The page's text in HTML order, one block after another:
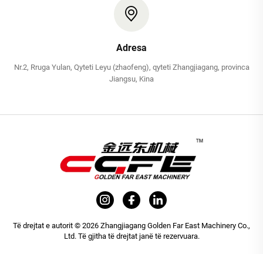
Adresa
Nr.2, Rruga Yulan, Qyteti Leyu (zhaofeng), qyteti Zhangjiagang, provinca
Jiangsu, Kina
Të drejtat e autorit © 2026 Zhangjiagang Golden Far East Machinery Co.,
Ltd. Të gjitha të drejtat janë të rezervuara.